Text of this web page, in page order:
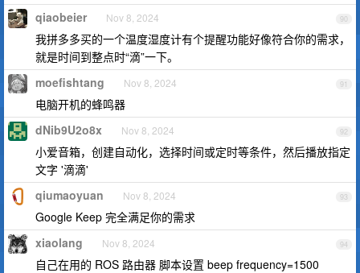
90
qiaobeier Nov 8, 2024
我拼多多买的一个温度湿度计有个提醒功能好像符合你的需求，
就是时间到整点时“滴”一下。
91
moefishtang Nov 8, 2024
电脑开机的蜂鸣器
92
dNib9U2o8x Nov 8, 2024
小爱音箱，创建自动化，选择时间或定时等条件，然后播放指定
文字 '滴滴'
93
qiumaoyuan Nov 8, 2024
Google Keep 完全满足你的需求
94
xiaolang Nov 8, 2024
自己在用的 ROS 路由器 脚本设置 beep frequency=1500